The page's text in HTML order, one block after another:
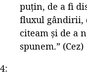
puțin, de a fi
fluxul gândirii,
citeam și de a
spunem.” (Cez)
4: